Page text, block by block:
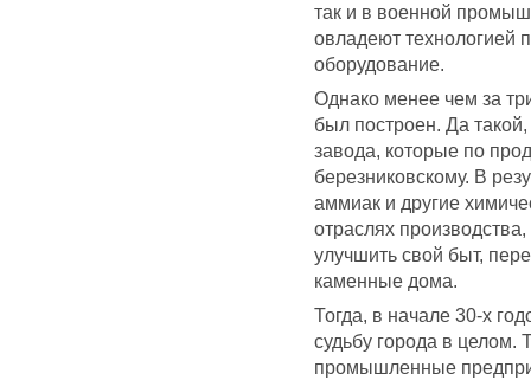
так и в военной
овладеют технологией
оборудование.
Однако менее чем за
был построен. Да
завода, которые по
березниковскому. В
аммиак и другие
отраслях
улучшить свой быт,
каменные дома.
Тогда, в начале 30-х
судьбу города в целом.
промышленные